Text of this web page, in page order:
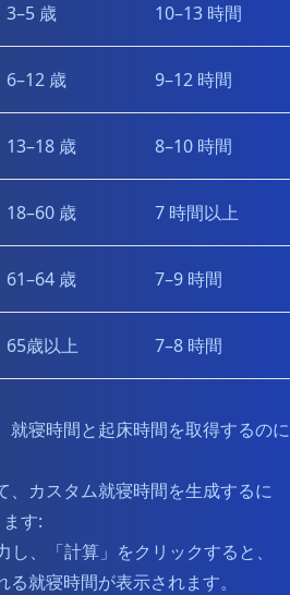
3–5 歳 10–13 時間
6–12 歳 9–12 時間
13–18 歳 8–10 時間
18–60 歳 7 時間以上
61–64 歳 7–9 時間
65歳以上 7–8 時間
就寝時間と起床時間を取得するのに
、カスタム就寝時間を生成するに
す:
、「計算」をクリックすると、
就寝時間が表示されます。